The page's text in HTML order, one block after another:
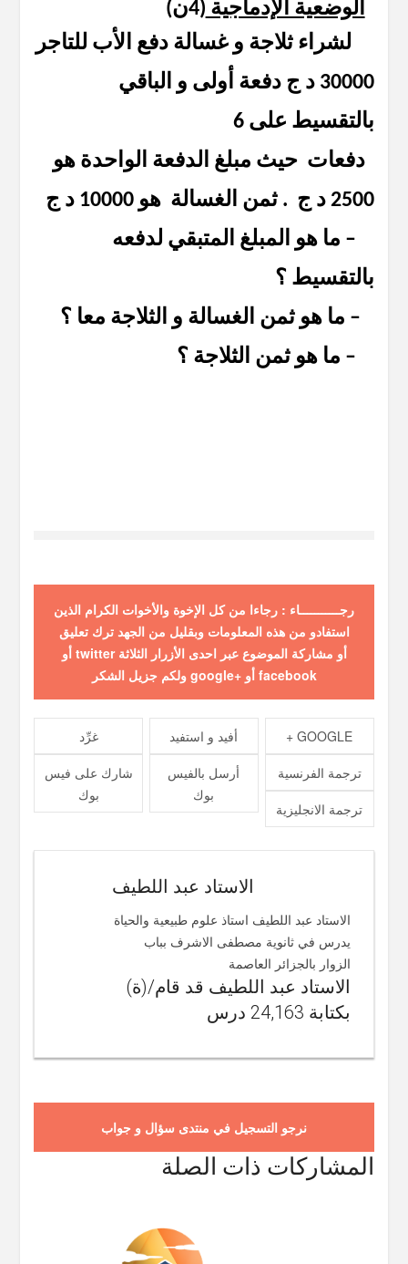
الوضعية الإدماجية (4ن)
لشراء ثلاجة و غسالة دفع الأب للتاجر
30000 د ج دفعة أولى و الباقي
بالتقسيط على 6
دفعات حيث مبلغ الدفعة الواحدة هو
2500 د ج . ثمن الغسالة هو 10000 د ج
– ما هو المبلغ المتبقي لدفعه
بالتقسيط ؟
– ما هو ثمن الغسالة و الثلاجة معا ؟
– ما هو ثمن الثلاجة ؟
رجـــــــــــاء : رجاءا من كل الإخوة والأخوات الكرام الذين
استفادو من هذه المعلومات وبقليل من الجهد ترك تعليق
أو مشاركة الموضوع عبر احدى الأزرار الثلاثة twitter أو
facebook أو +google ولكم جزيل الشكر
غرِّد أفيد و استفيد
GOOGLE +
شارك على فيس
بوك
أرسل بالفيس
بوك
ترجمة الفرنسية
ترجمة الانجليزية
الاستاد عبد اللطيف
الاستاد عبد اللطيف استاذ علوم طبيعية والحياة
يدرس في ثانوية مصطفى الاشرف بباب
الزوار بالجزائر العاصمة
الاستاد عبد اللطيف قد قام/(ة)
بكتابة 24,163 درس
نرجو التسجيل في منتدى سؤال و جواب
المشاركات ذات الصلة